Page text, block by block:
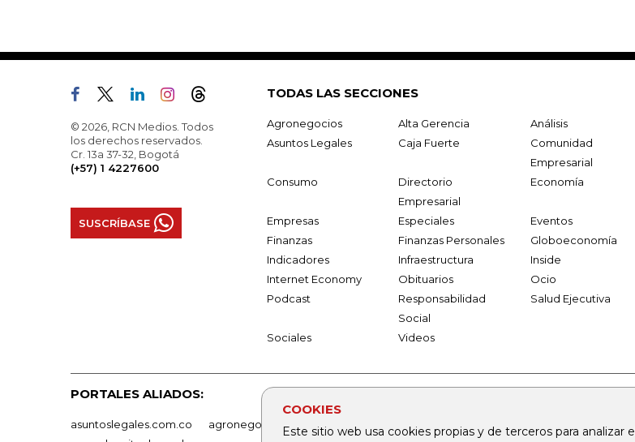
COOKIES
Este sitio web usa cookies propias y de terceros para analizar
© 2026, RCN Medios. Todos
los derechos reservados.
Cr. 13a 37-32, Bogotá
(+57) 1 4227600
SUSCRÍBASE
TODAS LAS SECCIONES
Agronegocios Alta Gerencia
Análisis
Asuntos Legales
Caja Fuerte
Comunidad
Empresarial
Consumo
Directorio
Empresarial
Economía
Empresas Especiales
Eventos
Finanzas
Finanzas Personales
Globoeconomía
Indicadores
Infraestructura
Inside
Internet Economy
Obituarios
Ocio
Podcast
Responsabilidad
Social
Salud Ejecutiva
Sociales Videos
PORTALES ALIADOS:
asuntoslegales.com.co agronegocios.co empresas.larepublica.co firmasdeabogados.com